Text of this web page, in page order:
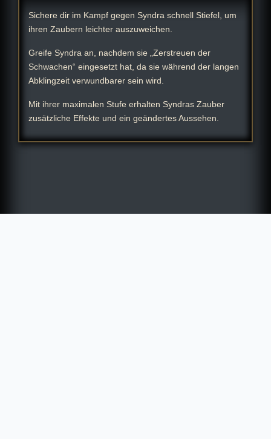
Sichere dir im Kampf gegen Syndra schnell Stiefel, um
ihren Zaubern leichter auszuweichen.
Greife Syndra an, nachdem sie „Zerstreuen der
Schwachen“ eingesetzt hat, da sie während der langen
Abklingzeit verwundbarer sein wird.
Mit ihrer maximalen Stufe erhalten Syndras Zauber
zusätzliche Effekte und ein geändertes Aussehen.